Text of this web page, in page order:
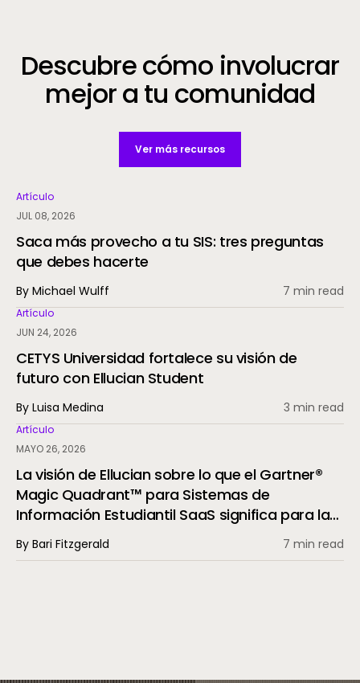
Descubre cómo involucrar
mejor a tu comunidad
Ver más recursos
Artículo
JUL 08, 2026
Saca más provecho a tu SIS: tres preguntas
que debes hacerte
By Michael Wulff 7 min read
Artículo
JUN 24, 2026
CETYS Universidad fortalece su visión de
futuro con Ellucian Student
By Luisa Medina 3 min read
Artículo
MAYO 26, 2026
La visión de Ellucian sobre lo que el Gartner®
Magic Quadrant™ para Sistemas de
Información Estudiantil SaaS significa para la
próxima decisión tecnológica de su institución
By Bari Fitzgerald 7 min read